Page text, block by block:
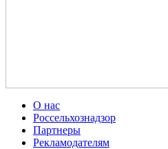
О нас
Россельхознадзор
Партнеры
Рекламодателям